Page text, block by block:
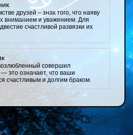
друзей – знак того, что наяву
вниманием и уважением. Для
счастливой развязки их
совершил
это означает, что ваши
счастливым и долгим браком.